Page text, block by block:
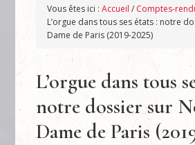
Vous êtes ici :Accueil / Comptes-
L’orgue dans tous ses états : notre
Dame de Paris (2019-2025)
L’orgue dans tous
notre dossier sur
Dame de Paris